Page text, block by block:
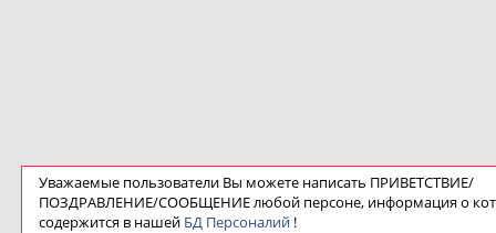
Уважаемые пользователи Вы можете написать ПРИВЕТСТВИЕ/
ПОЗДРАВЛЕНИЕ/СООБЩЕНИЕ любой персоне, информация о
содержится в нашей БД Персоналий!